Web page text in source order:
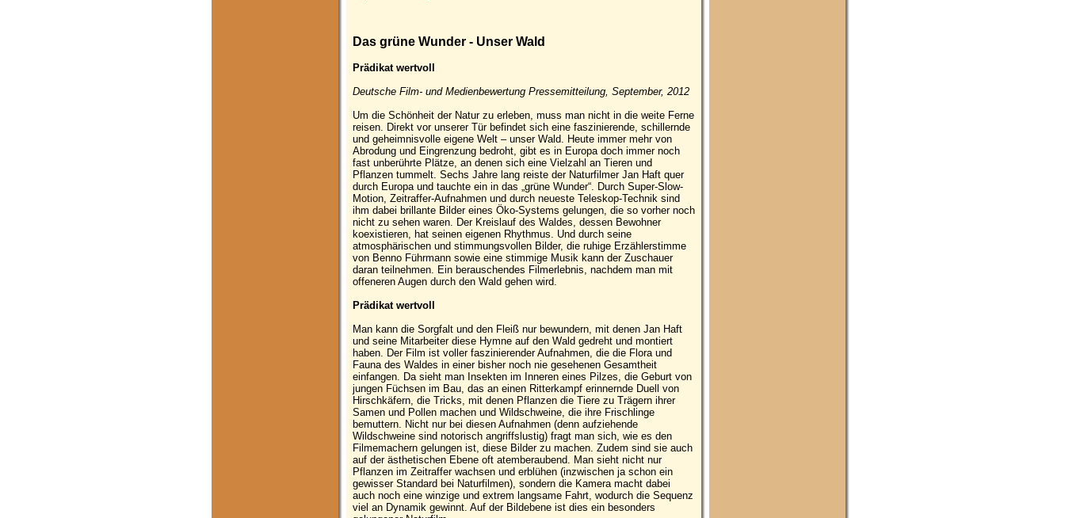
Das grüne Wunder - Unser Wald
Prädikat wertvoll
Deutsche Film- und Medienbewertung Pressemitteilung, September, 2012
Um die Schönheit der Natur zu erleben, muss man nicht in die weite Ferne
reisen. Direkt vor unserer Tür befindet sich eine faszinierende, schillernde
und geheimnisvolle eigene Welt – unser Wald. Heute immer mehr von
Abrodung und Eingrenzung bedroht, gibt es in Europa doch immer noch
fast unberührte Plätze, an denen sich eine Vielzahl an Tieren und
Pflanzen tummelt. Sechs Jahre lang reiste der Naturfilmer Jan Haft quer
durch Europa und tauchte ein in das „grüne Wunder“. Durch Super-Slow-
Motion, Zeitraffer-Aufnahmen und durch neueste Teleskop-Technik sind
ihm dabei brillante Bilder eines Öko-Systems gelungen, die so vorher noch
nicht zu sehen waren. Der Kreislauf des Waldes, dessen Bewohner
koexistieren, hat seinen eigenen Rhythmus. Und durch seine
atmosphärischen und stimmungsvollen Bilder, die ruhige Erzählerstimme
von Benno Führmann sowie eine stimmige Musik kann der Zuschauer
daran teilnehmen. Ein berauschendes Filmerlebnis, nachdem man mit
offeneren Augen durch den Wald gehen wird.
Prädikat wertvoll
Man kann die Sorgfalt und den Fleiß nur bewundern, mit denen Jan Haft
und seine Mitarbeiter diese Hymne auf den Wald gedreht und montiert
haben. Der Film ist voller faszinierender Aufnahmen, die die Flora und
Fauna des Waldes in einer bisher noch nie gesehenen Gesamtheit
einfangen. Da sieht man Insekten im Inneren eines Pilzes, die Geburt von
jungen Füchsen im Bau, das an einen Ritterkampf erinnernde Duell von
Hirschkäfern, die Tricks, mit denen Pflanzen die Tiere zu Trägern ihrer
Samen und Pollen machen und Wildschweine, die ihre Frischlinge
bemuttern. Nicht nur bei diesen Aufnahmen (denn aufziehende
Wildschweine sind notorisch angriffslustig) fragt man sich, wie es den
Filmemachern gelungen ist, diese Bilder zu machen. Zudem sind sie auch
auf der ästhetischen Ebene oft atemberaubend. Man sieht nicht nur
Pflanzen im Zeitraffer wachsen und erblühen (inzwischen ja schon ein
gewisser Standard bei Naturfilmen), sondern die Kamera macht dabei
auch noch eine winzige und extrem langsame Fahrt, wodurch die Sequenz
viel an Dynamik gewinnt. Auf der Bildebene ist dies ein besonders